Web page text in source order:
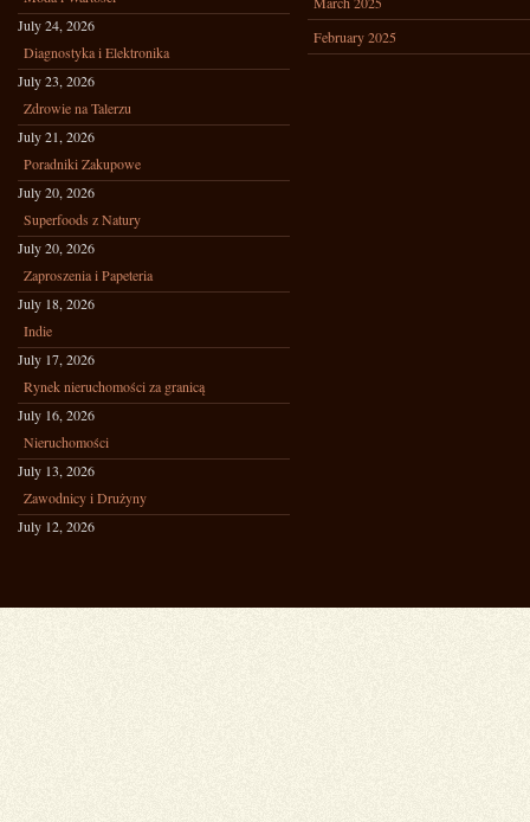
July 24, 2026
Diagnostyka i Elektronika
July 23, 2026
Zdrowie na Talerzu
July 21, 2026
Poradniki Zakupowe
July 20, 2026
Superfoods z Natury
July 20, 2026
Zaproszenia i Papeteria
July 18, 2026
Indie
July 17, 2026
Rynek nieruchomości za granicą
July 16, 2026
Nieruchomości
July 13, 2026
Zawodnicy i Drużyny
July 12, 2026
February 2025